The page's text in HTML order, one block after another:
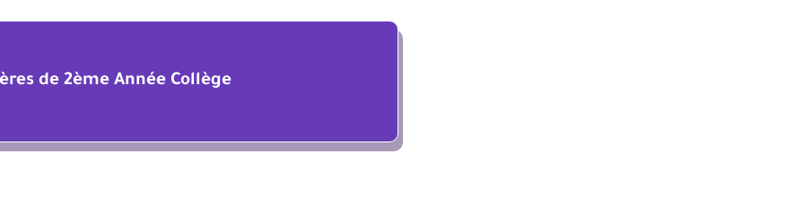
de 2ème Année Collège